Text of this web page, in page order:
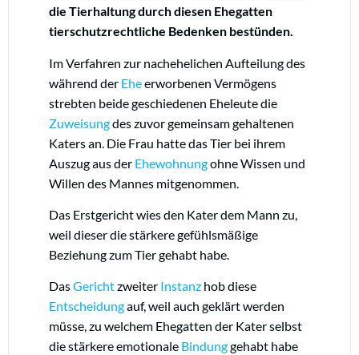
die Tierhaltung durch diesen Ehegatten
tierschutzrechtliche Bedenken bestünden.
Im Verfahren zur nachehelichen Aufteilung des
während der Eheerworbenen Vermögens
strebten beide geschiedenen Eheleute die
Zuweisungdes zuvor gemeinsam gehaltenen
Katers an. Die Frau hatte das Tier bei ihrem
Auszug aus der Ehewohnungohne Wissen und
Willen des Mannes mitgenommen.
Das Erstgericht wies den Kater dem Mann zu,
weil dieser die stärkere gefühlsmäßige
Beziehung zum Tier gehabt habe.
DasGerichtzweiter Instanz hob diese
Entscheidungauf, weil auch geklärt werden
müsse, zu welchem Ehegatten der Kater selbst
die stärkere emotionale Bindunggehabt habe